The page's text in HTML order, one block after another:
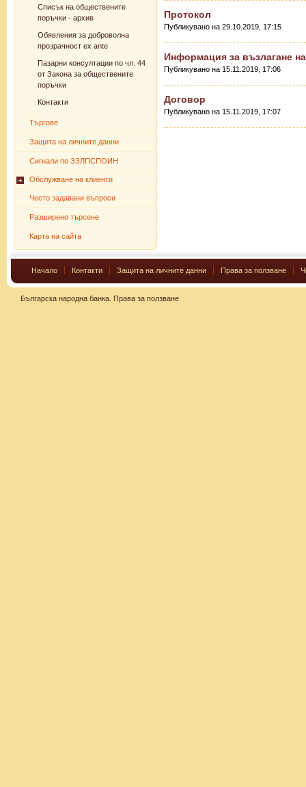
Списък на обществените
поръчки - архив
Обявления за доброволна
прозрачност ex ante
Пазарни консултации по чл. 44
от Закона за обществените
поръчки
Контакти
Търгове
Защита на личните данни
Сигнали по ЗЗЛПСПОИН
Обслужване на клиенти
Често задавани въпроси
Разширено търсене
Карта на сайта
Протокол
Публикувано на 29.10.2019, 17:15
Информация за възлагане
Публикувано на 15.11.2019, 17:06
Договор
Публикувано на 15.11.2019, 17:07
Начало Контакти Защита на личните данни Права за ползване
Българска народна банка. Права за ползване